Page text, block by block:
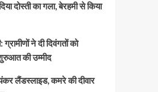
दोस्ती का गला, बेरहमी से किया
ने दी दिवंगतों को
की उम्मीद
लैंडस्लाइड, कमरे की दीवार